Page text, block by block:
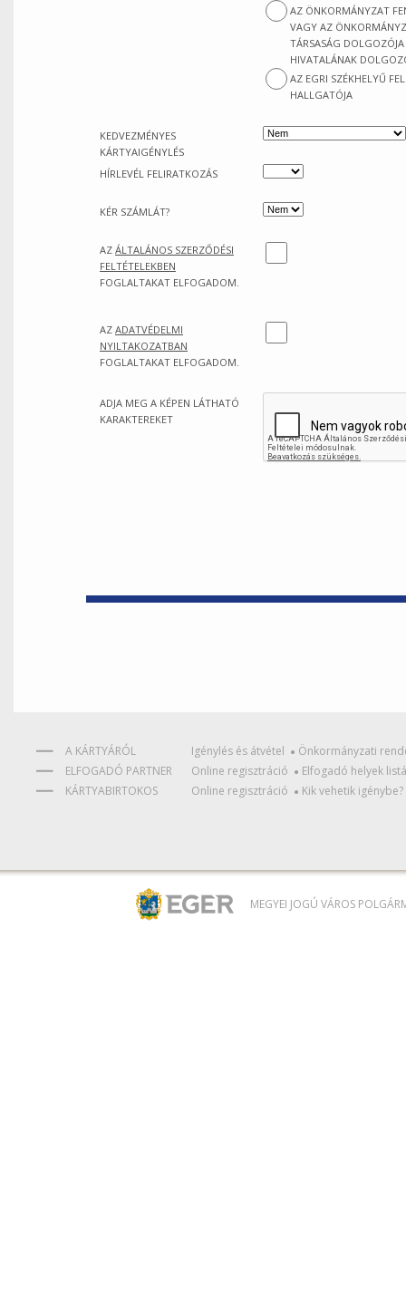
AZ ÖNKORMÁNYZAT
VAGY AZ
TÁRSASÁG
HIVATALÁNAK
AZ EGRI SZÉKHELYŰ
HALLGATÓJA
KEDVEZMÉNYES
KÁRTYAIGÉNYLÉS
HÍRLEVÉL FELIRATKOZÁS
KÉR SZÁMLÁT?
AZ ÁLTALÁNOS SZERZŐDÉSI
FELTÉTELEKBEN
FOGLALTAKAT ELFOGADOM.
AZ ADATVÉDELMI
NYILTAKOZATBAN
FOGLALTAKAT ELFOGADOM.
ADJA MEG A KÉPEN LÁTHATÓ
KARAKTEREKET
A KÁRTYÁRÓL Igénylés és átvétel
Önkormányzati
ELFOGADÓ PARTNER
Online regisztráció
Elfogadó helyek
KÁRTYABIRTOKOS
Online regisztráció Kik vehetik igénybe?
MEGYEI JOGÚ VÁROS